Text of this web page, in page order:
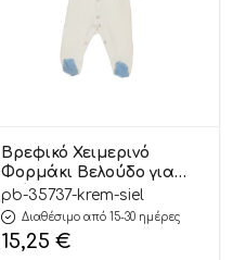
Βρεφικό Χειμερινό
Φορμάκι Βελούδο για
Αγόρι Gentleman Κρεμ-
Σιέλ Μακρύ Μανίκι,
Βαμβακερό 80%,
Πολυέστερ 20% – Pretty
pb-35737-krem-siel
Διαθέσιμο από 15-30 ημέρες
15,25 €